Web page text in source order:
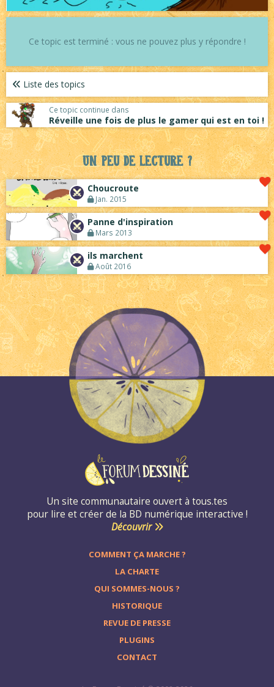
Ce topic est terminé : vous ne pouvez plus y répondre !
Liste des topics
Ce topic continue dans
Réveille une fois de plus le gamer qui est en toi !
Un peu de lecture ?
Choucroute
Jan. 2015
Panne d'inspiration
Mars 2013
ils marchent
Août 2016
Un site communautaire ouvert à tous.tes
pour lire et créer de la BD numérique interactive !
Découvrir
COMMENT ÇA MARCHE ?
LA CHARTE
QUI SOMMES-NOUS ?
HISTORIQUE
REVUE DE PRESSE
PLUGINS
CONTACT